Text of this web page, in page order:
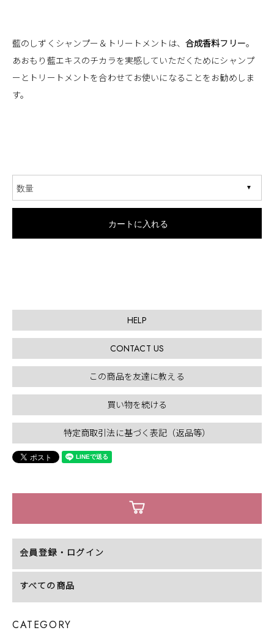
藍のしずくシャンプー＆トリートメントは、 合成香料フリー。
あおもり藍エキスのチカラを実感していただくためにシャンプ
ーとトリートメントを合わせてお使いになることをお勧めしま
す。
HELP
CONTACT US
この商品を友達に教える
買い物を続ける
特定商取引法に基づく表記（返品等）
会員登録・ログイン
すべての商品
CATEGORY